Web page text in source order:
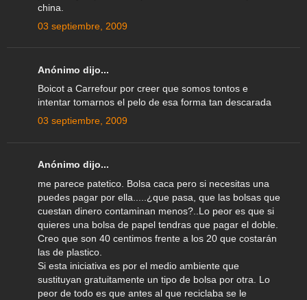
china.
03 septiembre, 2009
Anónimo dijo...
Boicot a Carrefour por creer que somos tontos e
intentar tomarnos el pelo de esa forma tan descarada
03 septiembre, 2009
Anónimo dijo...
me parece patetico. Bolsa caca pero si necesitas una
puedes pagar por ella.....¿que pasa, que las bolsas que
cuestan dinero contaminan menos?..Lo peor es que si
quieres una bolsa de papel tendras que pagar el doble.
Creo que son 40 centimos frente a los 20 que costarán
las de plastico.
Si esta iniciativa es por el medio ambiente que
sustituyan gratuitamente un tipo de bolsa por otra. Lo
peor de todo es que antes al que reciclaba se le